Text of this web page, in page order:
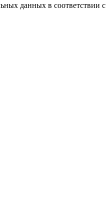
данных в соответствии с